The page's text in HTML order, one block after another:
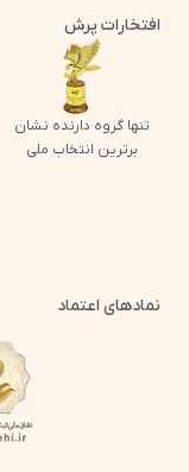
افتخارات پرش
تنها گروه دارنده نشان
برترین انتخاب ملی
نمادهای اعتماد